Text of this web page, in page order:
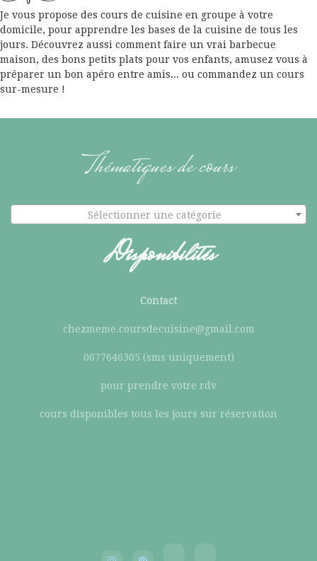
Je vous propose des cours de cuisine en groupe à votre
domicile, pour apprendre les bases de la cuisine de tous les
jours. Découvrez aussi comment faire un vrai barbecue
maison, des bons petits plats pour vos enfants, amusez vous à
préparer un bon apéro entre amis... ou commandez un cours
sur-mesure !
Thématiques de cours
Sélectionner une catégorie
Disponibilités
Contact
chezmeme.coursdecuisine@gmail.com
0677646305 (sms uniquement)
pour prendre votre rdv
cours disponibles tous les jours sur réservation